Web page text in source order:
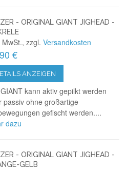
- ORIGINAL GIANT JIGHEAD -
MwSt., zzgl.Versandkosten
€
ANZEIGEN
kann aktiv gepilkt werden
passiv ohne großartige
gefischt werden....
dazu
- ORIGINAL GIANT JIGHEAD -
GELB